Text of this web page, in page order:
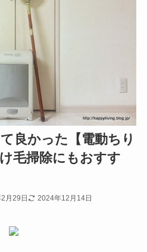
良かった【電動ちり
毛掃除にもおすす
月29日 2024年12月14日